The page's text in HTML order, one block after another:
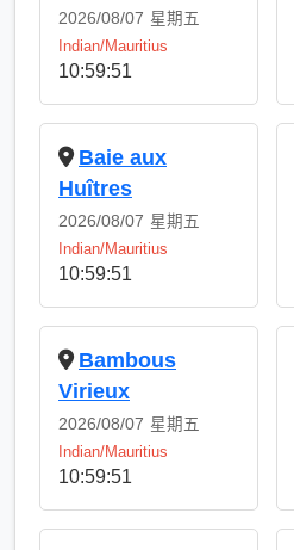
2026/08/07 星期五
Indian/Mauritius
10:59:51
Baie aux
Huîtres
2026/08/07 星期五
Indian/Mauritius
10:59:51
Bambous
Virieux
2026/08/07 星期五
Indian/Mauritius
10:59:51